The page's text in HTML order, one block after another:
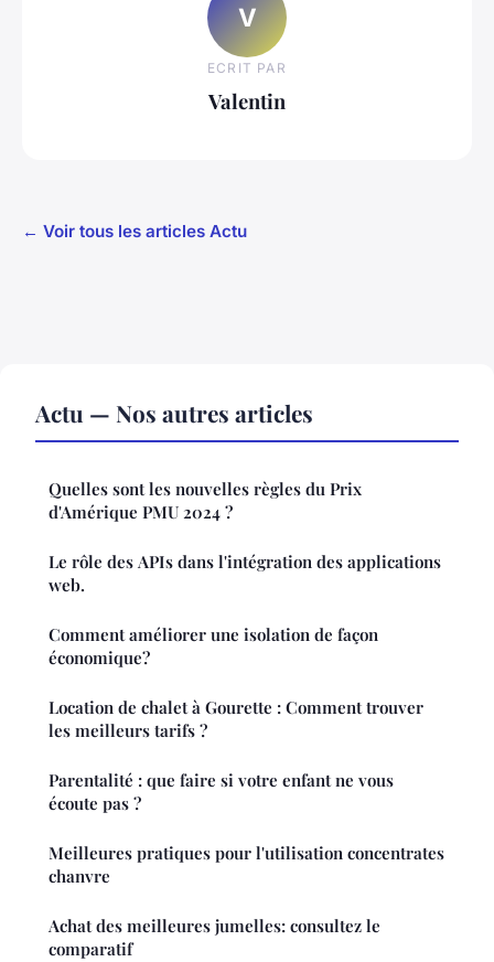
V
ECRIT PAR
Valentin
← Voir tous les articles Actu
Actu — Nos autres articles
Quelles sont les nouvelles règles du Prix
d'Amérique PMU 2024 ?
Le rôle des APIs dans l'intégration des applications
web.
Comment améliorer une isolation de façon
économique?
Location de chalet à Gourette : Comment trouver
les meilleurs tarifs ?
Parentalité : que faire si votre enfant ne vous
écoute pas ?
Meilleures pratiques pour l'utilisation concentrates
chanvre
Achat des meilleures jumelles: consultez le
comparatif